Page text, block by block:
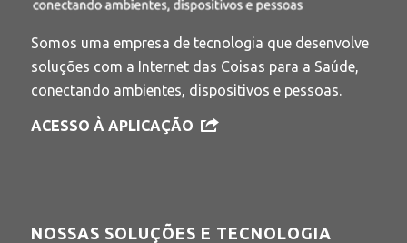
Somos uma empresa de tecnologia que desenvolve
soluções com a Internet das Coisas para a Saúde,
conectando ambientes, dispositivos e pessoas.
ACESSO À APLICAÇÃO
NOSSAS SOLUÇÕES E TECNOLOGIA